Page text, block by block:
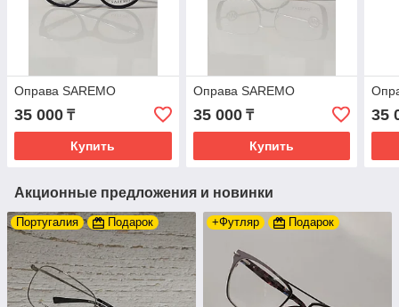
Оправа SAREMO
35 000 ₸
Купить
Оправа SAREMO
35 000₸
Купить
35
Акционные предложения и новинки
Португалия Подарок +Футляр Подарок